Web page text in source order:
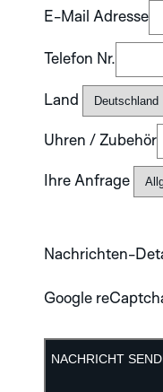
E-Mail Adresse
Telefon Nr.
Land
Uhren / Zubehör
Ihre Anfrage
Nachrichten-
Google
NACHRICHT